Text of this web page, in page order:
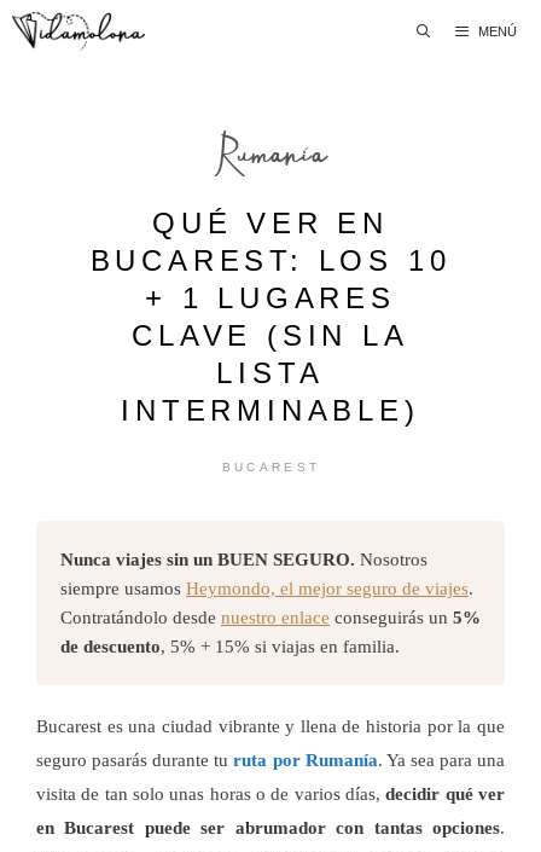
Saltar
MENÚ
Rumanía
QUÉ VER EN
BUCAREST: LOS 10
+ 1 LUGARES
CLAVE (SIN LA
LISTA
INTERMINABLE)
BUCAREST
Nunca viajes sin un BUEN SEGURO. Nosotros
siempre usamos Heymondo, el mejor seguro de viajes.
Contratándolo desde nuestro enlace conseguirás un 5%
de descuento, 5% + 15% si viajas en familia.
Bucarest es una ciudad vibrante y llena de historia por la que
seguro pasarás durante turuta por Rumanía. Ya sea para una
visita de tan solo unas horas o de varios días,decidir qué ver
en Bucarest puede ser abrumador con tantas opciones.